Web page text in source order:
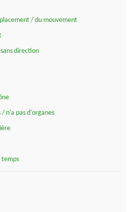
/ du mouvement
direction
/ n'a pas d'organes
temps